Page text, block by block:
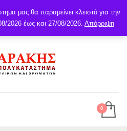
μας θα παραμείνει κλειστό για την
2026 έως και 27/08/2026. Απόρριψη